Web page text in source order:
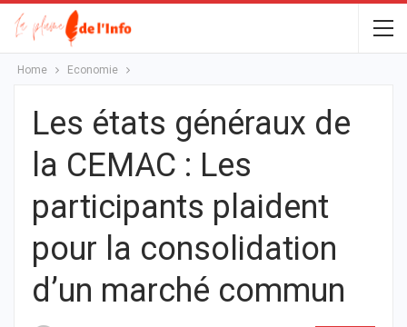
Home Economie
Les états généraux de
la CEMAC : Les
participants plaident
pour la consolidation
d’un marché commun